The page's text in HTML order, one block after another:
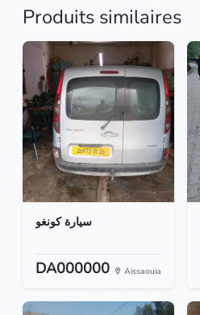
Produits similaires
سيارة كونغو
DA000000 Aissaouia